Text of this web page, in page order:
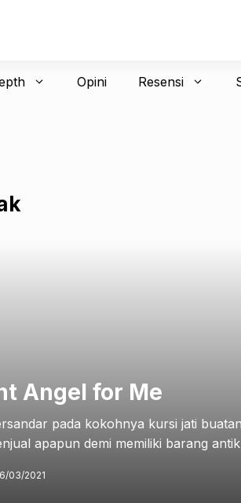
Opini Resensi
Angel for Me
pada kokohnya kursi jati
apapun demi memiliki barang antik
03/2021